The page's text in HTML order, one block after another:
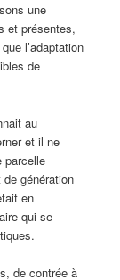
une
et présentes,
l’adaptation
de
au
et il ne
parcelle
de génération
en
qui se
de contrée à